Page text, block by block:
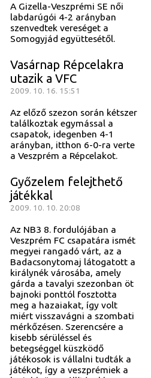
A Gizella-Veszprémi SE női
labdarúgói 4-2 arányban
szenvedtek vereséget a
Somogyjád együttesétől.
Vasárnap Répcelakra
utazik a VFC
2009. 10. 16. 15:51
Az előző szezon során kétszer
találkoztak egymással a
csapatok, idegenben 4-1
arányban, itthon 6-0-ra verte
a Veszprém a Répcelakot.
Győzelem felejthető
játékkal
2009. 10. 10. 20:08
Az NB3 8. fordulójában a
Veszprém FC csapatára ismét
megyei rangadó várt, az a
Badacsonytomaj látogatott a
királynék városába, amely
gárda a tavalyi szezonban öt
bajnoki ponttól fosztotta
meg a hazaiakat, így volt
miért visszavágni a szombati
mérkőzésen. Szerencsére a
kisebb sérüléssel és
betegséggel küszködő
játékosok is vállalni tudták a
játékot, így a veszprémiek a